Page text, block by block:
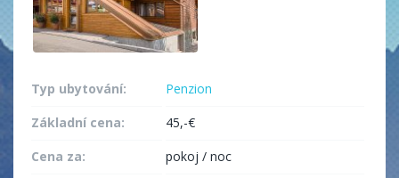
Typ ubytování:
Penzion
Základní cena:
45,-€
Cena za:
pokoj / noc